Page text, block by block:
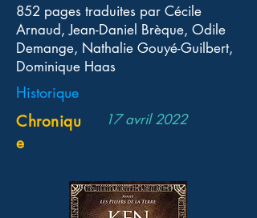
852 pages traduites par Cécile
Arnaud, Jean-Daniel Brèque, Odile
Demange, Nathalie Gouyé-Guilbert,
Dominique Haas
Historique
Chroniqu
e
17 avril 2022